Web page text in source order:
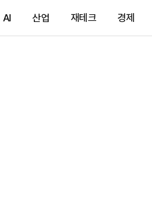
AI 산업 재테크 경제